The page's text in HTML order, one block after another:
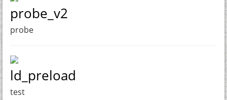
probe_v2
probe
ld_preload
test